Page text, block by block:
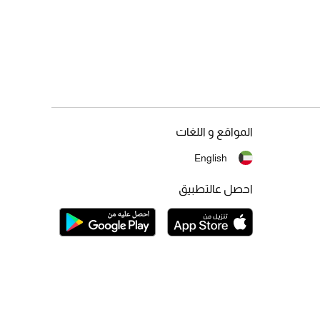
المواقع و اللغات
English
احصل عالتطبيق